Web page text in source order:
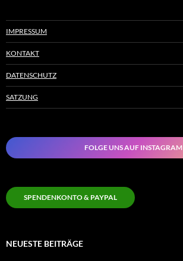
IMPRESSUM
KONTAKT
DATENSCHUTZ
SATZUNG
FOLGE UNS AUF INSTAGRAM
SPENDENKONTO & PAYPAL
NEUESTE BEITRÄGE